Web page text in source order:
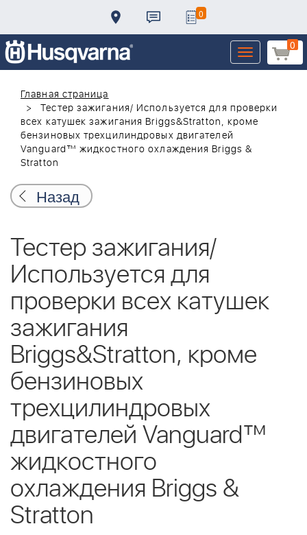
0
0
Toggle
navigation
Главная страница
Тестер зажигания/ Используется для проверки
всех катушек зажигания Briggs&Stratton, кроме
бензиновых трехцилиндровых двигателей
Vanguard™ жидкостного охлаждения Briggs &
Stratton
Назад
Тестер зажигания/
Используется для
проверки всех катушек
зажигания
Briggs&Stratton, кроме
бензиновых
трехцилиндровых
двигателей Vanguard™
жидкостного
охлаждения Briggs &
Stratton